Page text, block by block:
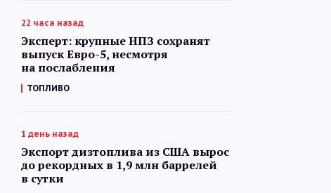
22 часа назад
Эксперт: крупные НПЗ сохранят
выпуск Евро-5, несмотря
на послабления
ТОПЛИВО
1 день назад
Экспорт дизтоплива из США вырос
до рекордных в 1,9 млн баррелей
в сутки